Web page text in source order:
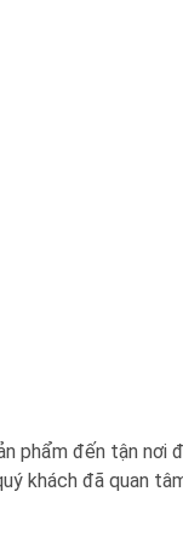
phẩm đến tận nơi
khách đã quan